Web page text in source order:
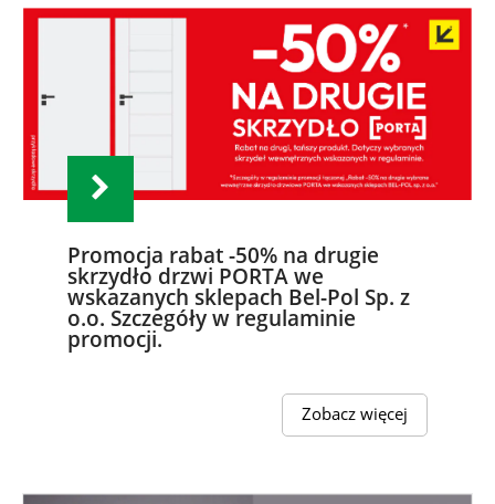
Promocja rabat -50% na drugie
skrzydło drzwi PORTA we
wskazanych sklepach Bel-Pol Sp. z
o.o. Szczegóły w regulaminie
promocji.
Zobacz więcej